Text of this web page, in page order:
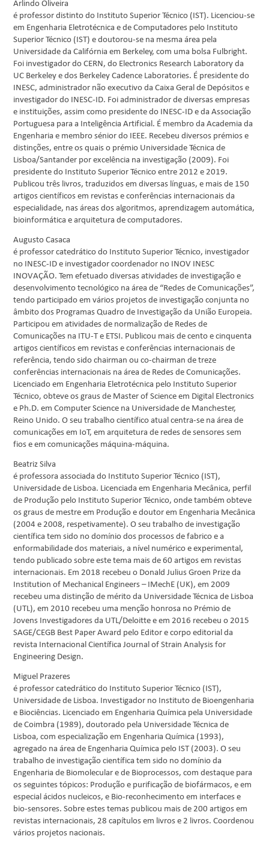
Arlindo Oliveira
é professor distinto do Instituto Superior Técnico (IST). Licenciou-se
em Engenharia Eletrotécnica e de Computadores pelo Instituto
Superior Técnico (IST) e doutorou-se na mesma área pela
Universidade da Califórnia em Berkeley, com uma bolsa Fulbright.
Foi investigador do CERN, do Electronics Research Laboratory da
UC Berkeley e dos Berkeley Cadence Laboratories. É presidente do
INESC, administrador não executivo da Caixa Geral de Depósitos e
investigador do INESC-ID. Foi administrador de diversas empresas
e instituições, assim como presidente do INESC-ID e da Associação
Portuguesa para a Inteligência Artificial. É membro da Academia da
Engenharia e membro sénior do IEEE. Recebeu diversos prémios e
distinções, entre os quais o prémio Universidade Técnica de
Lisboa/Santander por excelência na investigação (2009). Foi
presidente do Instituto Superior Técnico entre 2012 e 2019.
Publicou três livros, traduzidos em diversas línguas, e mais de 150
artigos científicos em revistas e conferências internacionais da
especialidade, nas áreas dos algoritmos, aprendizagem automática,
bioinformática e arquitetura de computadores.
Augusto Casaca
é professor catedrático do Instituto Superior Técnico, investigador
no INESC-ID e investigador coordenador no INOV INESC
INOVAÇÃO. Tem efetuado diversas atividades de investigação e
desenvolvimento tecnológico na área de “Redes de Comunicações”,
tendo participado em vários projetos de investigação conjunta no
âmbito dos Programas Quadro de Investigação da União Europeia.
Participou em atividades de normalização de Redes de
Comunicações na ITU-T e ETSI. Publicou mais de cento e cinquenta
artigos científicos em revistas e conferências internacionais de
referência, tendo sido chairman ou co-chairman de treze
conferências internacionais na área de Redes de Comunicações.
Licenciado em Engenharia Eletrotécnica pelo Instituto Superior
Técnico, obteve os graus de Master of Science em Digital Electronics
e Ph.D. em Computer Science na Universidade de Manchester,
Reino Unido. O seu trabalho científico atual centra-se na área de
comunicações em IoT, em arquitetura de redes de sensores sem
fios e em comunicações máquina-máquina.
Beatriz Silva
é professora associada do Instituto Superior Técnico (IST),
Universidade de Lisboa. Licenciada em Engenharia Mecânica, perfil
de Produção pelo Instituto Superior Técnico, onde também obteve
os graus de mestre em Produção e doutor em Engenharia Mecânica
(2004 e 2008, respetivamente). O seu trabalho de investigação
científica tem sido no domínio dos processos de fabrico e a
enformabilidade dos materiais, a nível numérico e experimental,
tendo publicado sobre este tema mais de 60 artigos em revistas
internacionais. Em 2018 recebeu o Donald Julius Groen Prize da
Institution of Mechanical Engineers – IMechE (UK), em 2009
recebeu uma distinção de mérito da Universidade Técnica de Lisboa
(UTL), em 2010 recebeu uma menção honrosa no Prémio de
Jovens Investigadores da UTL/Deloitte e em 2016 recebeu o 2015
SAGE/CEGB Best Paper Award pelo Editor e corpo editorial da
revista Internacional Científica Journal of Strain Analysis for
Engineering Design.
Miguel Prazeres
é professor catedrático do Instituto Superior Técnico (IST),
Universidade de Lisboa. Investigador no Instituto de Bioengenharia
e Biociências. Licenciado em Engenharia Química pela Universidade
de Coimbra (1989), doutorado pela Universidade Técnica de
Lisboa, com especialização em Engenharia Química (1993),
agregado na área de Engenharia Química pelo IST (2003). O seu
trabalho de investigação científica tem sido no domínio da
Engenharia de Biomolecular e de Bioprocessos, com destaque para
os seguintes tópicos: Produção e purificação de biofármacos, e em
especial ácidos nucleicos, e Bio-reconhecimento em interfaces e
bio-sensores. Sobre estes temas publicou mais de 200 artigos em
revistas internacionais, 28 capítulos em livros e 2 livros. Coordenou
vários projetos nacionais.